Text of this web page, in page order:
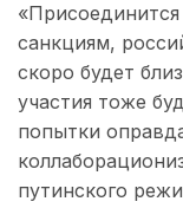
санкциям,
скоро будет
участия тоже
попытки
путинского